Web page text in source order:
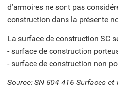
d’armoires ne sont pas
construction dans la présente
La surface de construction SC
- surface de construction
- surface de construction non
Source: SN 504 416 Surfaces